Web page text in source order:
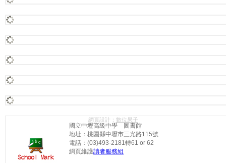
國立中壢高級中學 圖書館
地址：桃園縣中壢市三光路115號
電話：(03)493-2181轉61 or 62
網頁維護讀者服務組
網頁設計： 數位果子